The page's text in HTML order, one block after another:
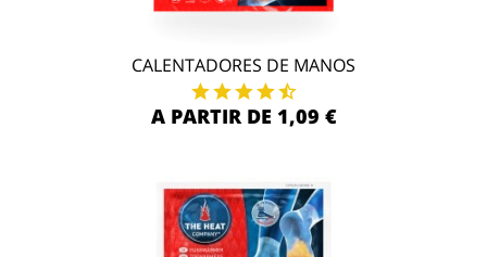
CALENTADORES DE MANOS
A PARTIR DE 1,09 €